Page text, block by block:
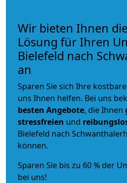
Wir bieten Ihnen
Lösung für Ihren
Bielefeld nach
an
Sparen Sie sich Ihre
uns Ihnen helfen. Bei uns
besten Angebote, die Ihnen
stressfreien und
Bielefeld nach
können.
Sparen Sie bis zu 60 % der
bei uns!